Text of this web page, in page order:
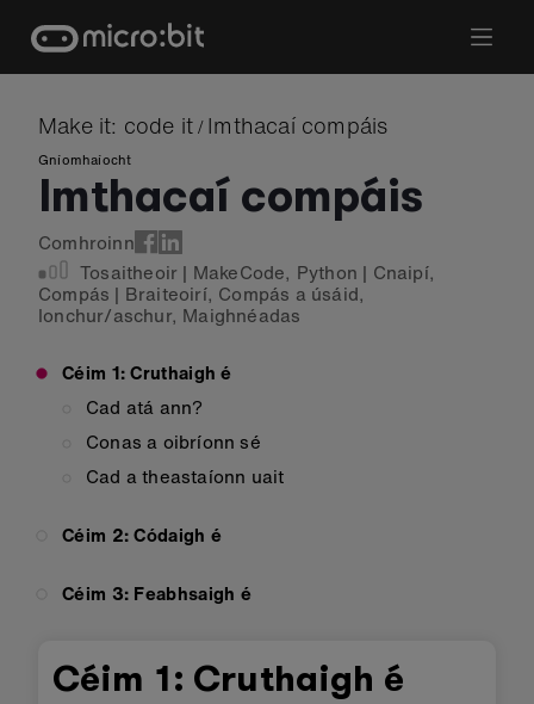
content
Make it: code it / Imthacaí compáis
Gníomhaíocht
Imthacaí compáis
Comhroinn
Tosaitheoir | MakeCode, Python | Cnaipí,
Compás | Braiteoirí, Compás a úsáid,
Ionchur/aschur, Maighnéadas
Céim 1: Cruthaigh é
Cad atá ann?
Conas a oibríonn sé
Cad a theastaíonn uait
Céim 2: Códaigh é
Céim 3: Feabhsaigh é
Céim 1: Cruthaigh é